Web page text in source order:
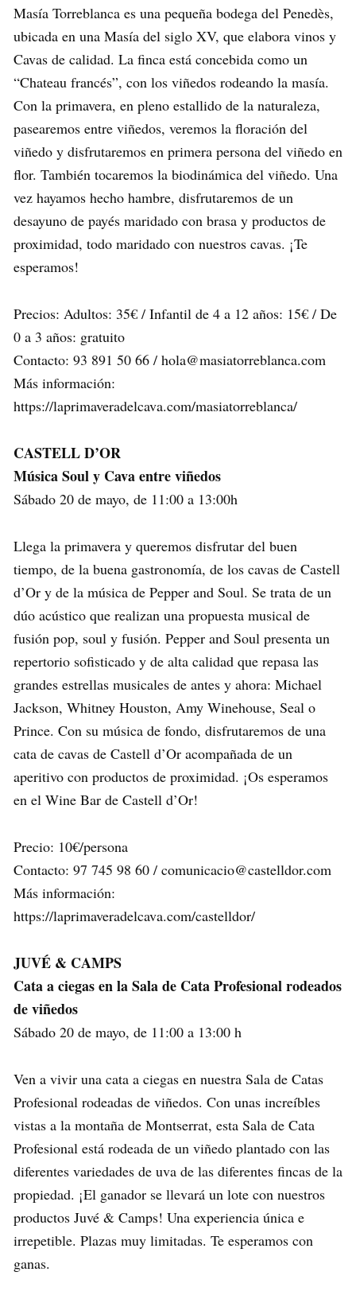
Masía Torreblanca es una pequeña bodega del Penedès,
ubicada en una Masía del siglo XV, que elabora vinos y
Cavas de calidad. La finca está concebida como un
“Chateau francés”, con los viñedos rodeando la masía.
Con la primavera, en pleno estallido de la naturaleza,
pasearemos entre viñedos, veremos la floración del
viñedo y disfrutaremos en primera persona del viñedo en
flor. También tocaremos la biodinámica del viñedo. Una
vez hayamos hecho hambre, disfrutaremos de un
desayuno de payés maridado con brasa y productos de
proximidad, todo maridado con nuestros cavas. ¡Te
esperamos!
Precios: Adultos: 35€ / Infantil de 4 a 12 años: 15€ / De
0 a 3 años: gratuito
Contacto: 93 891 50 66 / hola@masiatorreblanca.com
Más información:
https://laprimaveradelcava.com/masiatorreblanca/
CASTELL D’OR
Música Soul y Cava entre viñedos
Sábado 20 de mayo, de 11:00 a 13:00h
Llega la primavera y queremos disfrutar del buen
tiempo, de la buena gastronomía, de los cavas de Castell
d’Or y de la música de Pepper and Soul. Se trata de un
dúo acústico que realizan una propuesta musical de
fusión pop, soul y fusión. Pepper and Soul presenta un
repertorio sofisticado y de alta calidad que repasa las
grandes estrellas musicales de antes y ahora: Michael
Jackson, Whitney Houston, Amy Winehouse, Seal o
Prince. Con su música de fondo, disfrutaremos de una
cata de cavas de Castell d’Or acompañada de un
aperitivo con productos de proximidad. ¡Os esperamos
en el Wine Bar de Castell d’Or!
Precio: 10€/persona
Contacto: 97 745 98 60 / comunicacio@castelldor.com
Más información:
https://laprimaveradelcava.com/castelldor/
JUVÉ & CAMPS
Cata a ciegas en la Sala de Cata Profesional rodeados
de viñedos
Sábado 20 de mayo, de 11:00 a 13:00 h
Ven a vivir una cata a ciegas en nuestra Sala de Catas
Profesional rodeadas de viñedos. Con unas increíbles
vistas a la montaña de Montserrat, esta Sala de Cata
Profesional está rodeada de un viñedo plantado con las
diferentes variedades de uva de las diferentes fincas de la
propiedad. ¡El ganador se llevará un lote con nuestros
productos Juvé & Camps! Una experiencia única e
irrepetible. Plazas muy limitadas. Te esperamos con
ganas.